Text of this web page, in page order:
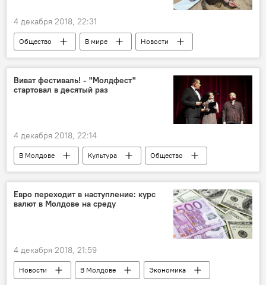
4 декабря 2018, 22:31
Общество В мире Новости
Виват фестиваль! - "Молдфест"
стартовал в десятый раз
4 декабря 2018, 22:14
В Молдове Культура
Общество
Новости
театр
Молдфест.Рампа.Ру
Молдфест.Рампа.Ру
фестиваль "Молдфест. Рампа. Ру"
фестиваль
Евро переходит в наступление: курс
валют в Молдове на среду
4 декабря 2018, 21:59
Новости В Молдове Экономика